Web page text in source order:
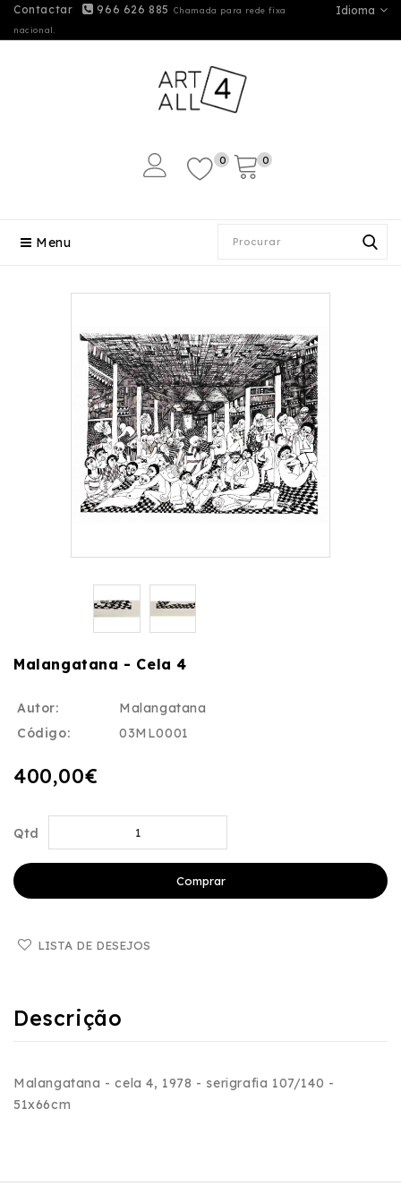
Idioma
Contactar 966 626 885
Chamada para rede fixa
nacional.
0 0
Menu
Malangatana - Cela 4
Autor:
Malangatana
Código:
03ML0001
400,00€
Qtd
Comprar
LISTA DE DESEJOS
Descrição
Malangatana - cela 4, 1978 - serigrafia 107/140 -
51x66cm